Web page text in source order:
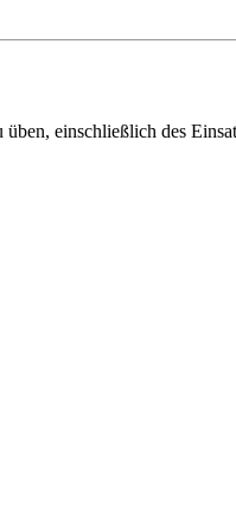
einschließlich des